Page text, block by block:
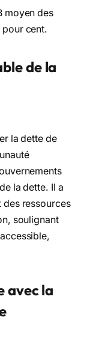
moyen des
cent.
de la
la dette de
la dette. Il a
des ressources
soulignant
avec la